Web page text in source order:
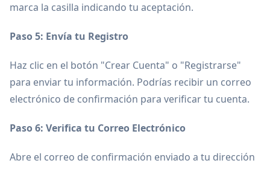
marca la casilla indicando tu aceptación.
Paso 5: Envía tu Registro
Haz clic en el botón "Crear Cuenta" o "Registrarse"
para enviar tu información. Podrías recibir un correo
electrónico de confirmación para verificar tu cuenta.
Paso 6: Verifica tu Correo Electrónico
Abre el correo de confirmación enviado a tu dirección